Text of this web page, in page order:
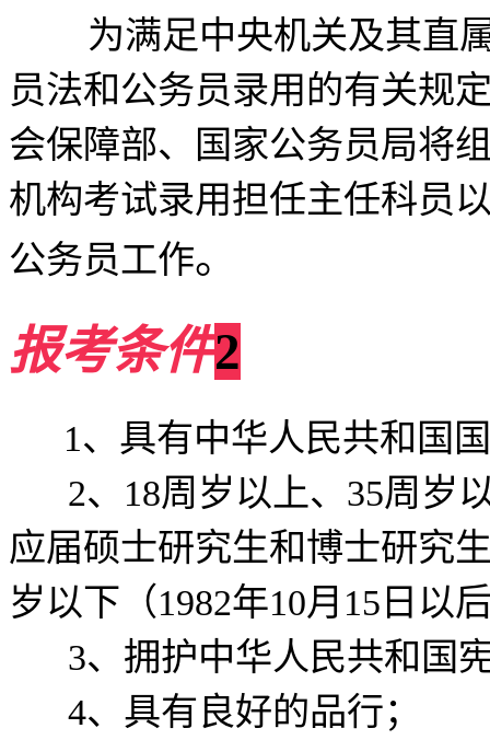
为满足中央机关及其直属
员法和公务员录用的有关规
会保障部、国家公务员局将
机构考试录用担任主任科员
公务员工作。
报考条件2
1、具有中华人民共和国
2、 18周岁以上、 35周岁
应届硕士研究生和博士研究
岁以下（1982年10月 15 日以
3、拥护中华人民共和
4、具有良好的品行；